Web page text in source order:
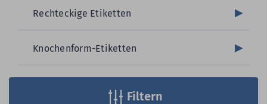
Rechteckige Etiketten
Knochenform-Etiketten
Filtern